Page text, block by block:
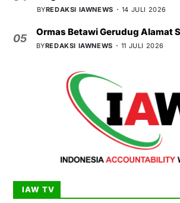
BYREDAKSI IAWNEWS 14 JULI 2026
05
Ormas Betawi Gerudug Alamat
BYREDAKSI IAWNEWS 11 JULI 2026
IAW TV